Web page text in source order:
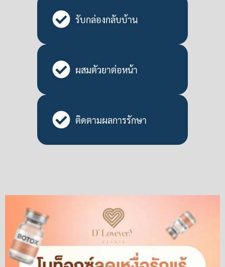
รับกล่องกลับบ้าน
ผสมตัวยาต่อหน้า
ติดตามผลการรักษา